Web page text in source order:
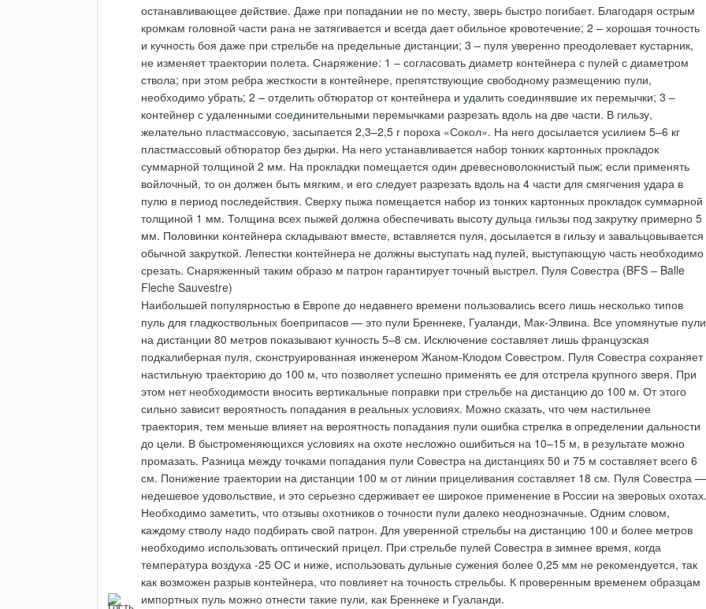
останавливающее действие. Даже при попадании не по месту, зверь быстро погибает. Благодаря острым
кромкам головной части рана не затягивается и всегда дает обильное кровотечение; 2 – хорошая точность
и кучность боя даже при стрельбе на предельные дистанции; 3 – пуля уверенно преодолевает кустарник,
не изменяет траектории полета. Снаряжение: 1 – согласовать диаметр контейнера с пулей с диаметром
ствола; при этом ребра жесткости в контейнере, препятствующие свободному размещению пули,
необходимо убрать; 2 – отделить обтюратор от контейнера и удалить соединявшие их перемычки; 3 –
контейнер с удаленными соединительными перемычками разрезать вдоль на две части. В гильзу,
желательно пластмассовую, засыпается 2,3–2,5 г пороха «Сокол». На него досылается усилием 5–6 кг
пластмассовый обтюратор без дырки. На него устанавливается набор тонких картонных прокладок
суммарной толщиной 2 мм. На прокладки помещается один древесноволокнистый пыж; если применять
войлочный, то он должен быть мягким, и его следует разрезать вдоль на 4 части для смягчения удара в
пулю в период последействия. Сверху пыжа помещается набор из тонких картонных прокладок суммарной
толщиной 1 мм. Толщина всех пыжей должна обеспечивать высоту дульца гильзы под закрутку примерно 5
мм. Половинки контейнера складывают вместе, вставляется пуля, досылается в гильзу и завальцовывается
обычной закруткой. Лепестки контейнера не должны выступать над пулей, выступающую часть необходимо
срезать. Снаряженный таким образо м патрон гарантирует точный выстрел. Пуля Совестра (BFS – Balle
Fleche Sauvestre)
Наибольшей популярностью в Европе до недавнего времени пользовались всего лишь несколько типов
пуль для гладкоствольных боеприпасов — это пули Бреннеке, Гуаланди, Мак-Элвина. Все упомянутые пули
на дистанции 80 метров показывают кучность 5–8 см. Исключение составляет лишь французская
подкалиберная пуля, сконструированная инженером Жаном-Клодом Совестром. Пуля Совестра сохраняет
настильную траекторию до 100 м, что позволяет успешно применять ее для отстрела крупного зверя. При
этом нет необходимости вносить вертикальные поправки при стрельбе на дистанцию до 100 м. От этого
сильно зависит вероятность попадания в реальных условиях. Можно сказать, что чем настильнее
траектория, тем меньше влияет на вероятность попадания пули ошибка стрелка в определении дальности
до цели. В быстроменяющихся условиях на охоте несложно ошибиться на 10–15 м, в результате можно
промазать. Разница между точками попадания пули Совестра на дистанциях 50 и 75 м составляет всего 6
см. Понижение траектории на дистанции 100 м от линии прицеливания составляет 18 см. Пуля Совестра —
недешевое удовольствие, и это серьезно сдерживает ее широкое применение в России на зверовых охотах.
Необходимо заметить, что отзывы охотников о точности пули далеко неоднозначные. Одним словом,
каждому стволу надо подбирать свой патрон. Для уверенной стрельбы на дистанцию 100 и более метров
необходимо использовать оптический прицел. При стрельбе пулей Совестра в зимнее время, когда
температура воздуха -25 ОС и ниже, использовать дульные сужения более 0,25 мм не рекомендуется, так
как возможен разрыв контейнера, что повлияет на точность стрельбы. К проверенным временем образцам
импортных пуль можно отнести такие пули, как Бреннеке и Гуаланди.